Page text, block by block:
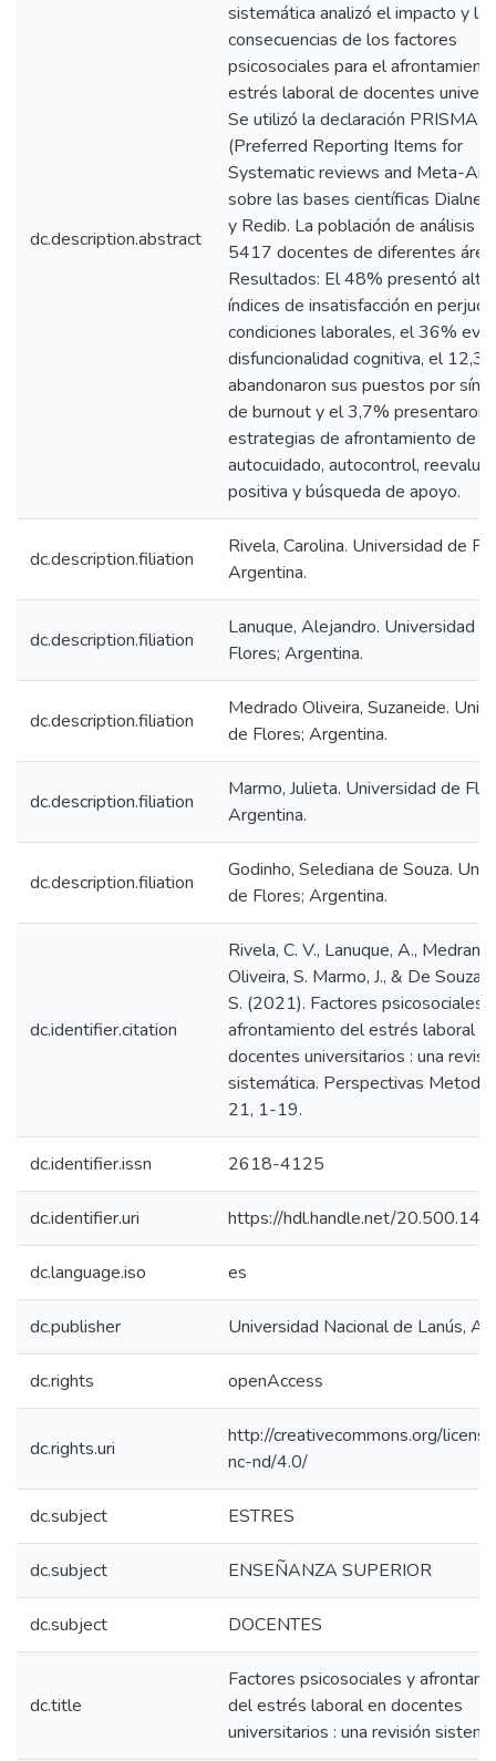
dc.description.abstract
sistemática analizó el impacto y las
consecuencias de los factores
psicosociales para el
estrés laboral de docentes
Se utilizó la declaración PRISMA-
(Preferred Reporting Items for
Systematic reviews and Meta-
sobre las bases científicas Dialnet,
y Redib. La población de análisis
5417 docentes de diferentes
Resultados: El 48% presentó
índices de insatisfacción en
condiciones laborales, el 36%
disfuncionalidad cognitiva, el 12,3
abandonaron sus puestos por
de burnout y el 3,7% presentaron
estrategias de afrontamiento de
autocuidado, autocontrol,
positiva y búsqueda de apoyo.
dc.description.filiation
Rivela, Carolina. Universidad de
Argentina.
dc.description.filiation
Lanuque, Alejandro. Universidad
Flores; Argentina.
dc.description.filiation
Medrado Oliveira, Suzaneide.
de Flores; Argentina.
dc.description.filiation
Marmo, Julieta. Universidad de
Argentina.
dc.description.filiation
Godinho, Selediana de Souza.
de Flores; Argentina.
dc.identifier.citation
Rivela, C. V., Lanuque, A., Medrano
Oliveira, S. Marmo, J., & De Souza
S. (2021). Factores psicosociales y
afrontamiento del estrés laboral
docentes universitarios : una
sistemática. Perspectivas
21, 1-19.
dc.identifier.issn 2618-4125
dc.identifier.uri https://hdl.handle.net/
dc.language.iso es
dc.publisher Universidad Nacional de Lanús,
dc.rights openAccess
dc.rights.uri
http://creativecommons.org/
nc-nd/4.0/
dc.subject ESTRES
dc.subject ENSEÑANZA SUPERIOR
dc.subject DOCENTES
dc.title
Factores psicosociales y
del estrés laboral en docentes
universitarios : una revisión